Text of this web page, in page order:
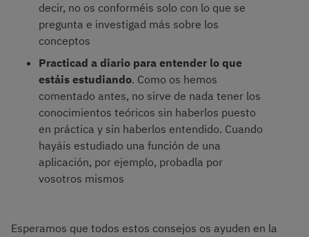
decir, no os conforméis solo con lo que se
pregunta e investigad más sobre los
conceptos
Practicad a diario para entender lo que
estáis estudiando. Como os hemos
comentado antes, no sirve de nada tener los
conocimientos teóricos sin haberlos puesto
en práctica y sin haberlos entendido. Cuando
hayáis estudiado una función de una
aplicación, por ejemplo, probadla por
vosotros mismos
Esperamos que todos estos consejos os ayuden en la